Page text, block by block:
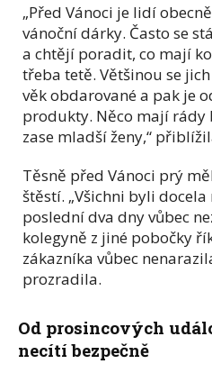
„Před Vánoci je lidí
vánoční dárky. Často se
a chtějí poradit, co mají
třeba tetě. Většinou se
věk obdarované a pak je
produkty. Něco mají rády
zase mladší ženy,“
Těsně před Vánoci prý
štěstí. „Všichni byli
poslední dva dny vůbec
kolegyně z jiné pobočky
zákazníka vůbec
prozradila.
Od prosincových
necítí bezpečně